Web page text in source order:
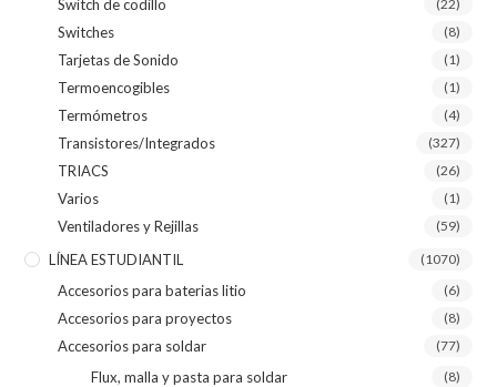
Switch de codillo (22)
Switches (8)
Tarjetas de Sonido (1)
Termoencogibles (1)
Termómetros (4)
Transistores/Integrados (327)
TRIACS (26)
Varios (1)
Ventiladores y Rejillas (59)
LÍNEA ESTUDIANTIL (1070)
Accesorios para baterias litio (6)
Accesorios para proyectos (8)
Accesorios para soldar (77)
Flux, malla y pasta para soldar (8)